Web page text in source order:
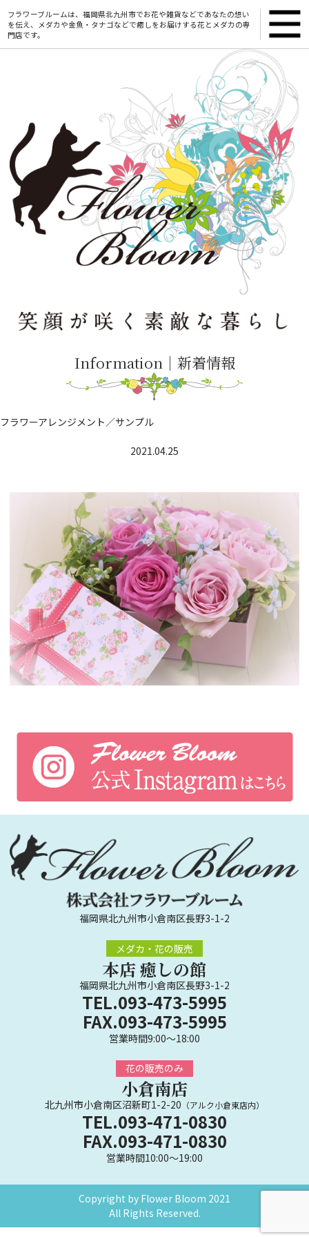
フラワーブルームは、福岡県北九州市でお花や雑貨などであなたの想い
を伝え、メダカや金魚・タナゴなどで癒しをお届けする花とメダカの専
門店です。
Information｜新着情報
フラワーアレンジメント／サンプル
2021.04.25
福岡県北九州市小倉南区長野3-1-2
メダカ・花の販売
本店 癒しの館
福岡県北九州市小倉南区長野3-1-2
TEL.093-473-5995
FAX.093-473-5995
営業時間9:00～18:00
花の販売のみ
小倉南店
北九州市小倉南区沼新町1-2-20 （アルク小倉東店内）
TEL.093-471-0830
FAX.093-471-0830
営業時間10:00～19:00
Copyright by Flower Bloom 2021
All Rights Reserved.